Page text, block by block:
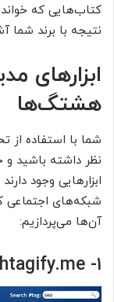
کتاب‌هایی که
نتیجه با برند شما
ابزارهای
هشتگ‌ها
شما با استفاده از
نظر داشته باشید و
ابزارهایی وجود
شبکه‌های اجتماعی
آن‌ها می‌پردازیم:
۱- Hashtagify.me